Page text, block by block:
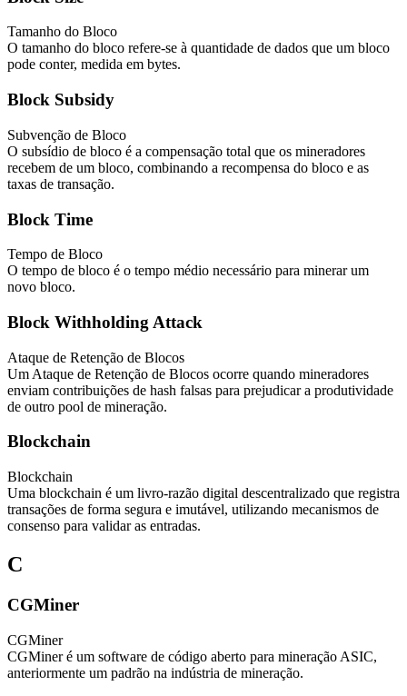
Tamanho do Bloco
O tamanho do bloco refere-se à quantidade de dados que um bloco
pode conter, medida em bytes.
Block Subsidy
Subvenção de Bloco
O subsídio de bloco é a compensação total que os mineradores
recebem de um bloco, combinando a recompensa do bloco e as
taxas de transação.
Block Time
Tempo de Bloco
O tempo de bloco é o tempo médio necessário para minerar um
novo bloco.
Block Withholding Attack
Ataque de Retenção de Blocos
Um Ataque de Retenção de Blocos ocorre quando mineradores
enviam contribuições de hash falsas para prejudicar a produtividade
de outro pool de mineração.
Blockchain
Blockchain
Uma blockchain é um livro-razão digital descentralizado que registra
transações de forma segura e imutável, utilizando mecanismos de
consenso para validar as entradas.
C
CGMiner
CGMiner
CGMiner é um software de código aberto para mineração ASIC,
anteriormente um padrão na indústria de mineração.